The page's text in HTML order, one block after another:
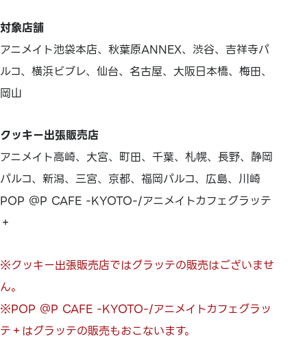
対象店舗
アニメイト池袋本店、秋葉原ANNEX、渋谷、吉祥寺パ
ルコ、横浜ビブレ、仙台、名古屋、大阪日本橋、梅田、
岡山
クッキー出張販売店
アニメイト高崎、大宮、町田、千葉、札幌、長野、静岡
パルコ、新潟、三宮、京都、福岡パルコ、広島、川崎
POP ＠P CAFE -KYOTO-/アニメイトカフェグラッテ
＋
※クッキー出張販売店ではグラッテの販売はございませ
ん。
※POP ＠P CAFE -KYOTO-/アニメイトカフェグラッ
テ＋はグラッテの販売もおこないます。